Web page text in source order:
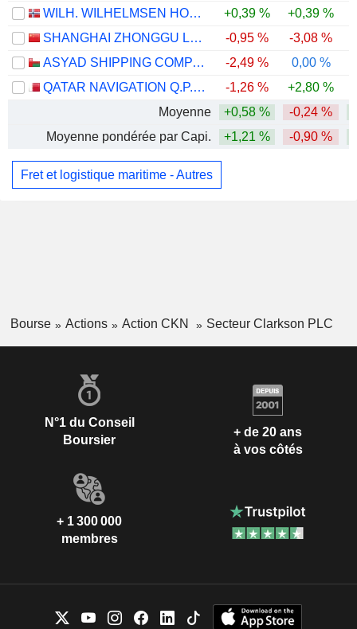
WILH. WILHELMSEN HOLDING ASA
+0,39 % +0,39 %
SHANGHAI ZHONGGU LOGISTICS CO., LTD.
-0,95 % -3,08 %
ASYAD SHIPPING COMPANY SAOG
-2,49 % 0,00 %
QATAR NAVIGATION Q.P.S.C.
-1,26 % +2,80 %
Moyenne
+0,58 % -0,24 %
Moyenne pondérée par Capi.
+1,21 % -0,90 %
Fret et logistique maritime - Autres
Bourse Actions Action CKN Secteur Clarkson PLC
N°1 du Conseil
Boursier
+ de 20 ans
à vos côtés
+ 1 300 000
membres